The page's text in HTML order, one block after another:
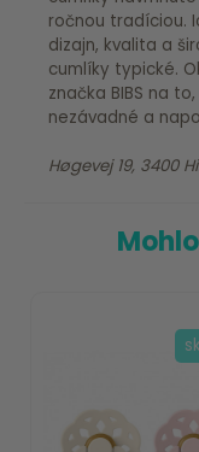
ročnou tradíciou.
dizajn, kvalita a
cumlíky typické.
značka BIBS na
nezávadné a
Høgevej 19, 3400